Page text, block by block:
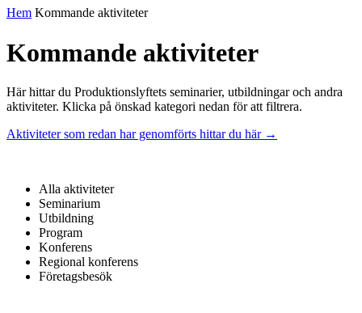
Hem Kommande aktiviteter
Kommande aktiviteter
Här hittar du Produktionslyftets seminarier, utbildningar och andra
aktiviteter. Klicka på önskad kategori nedan för att filtrera.
Aktiviteter som redan har genomförts hittar du här →
Alla aktiviteter
Seminarium
Utbildning
Program
Konferens
Regional konferens
Företagsbesök